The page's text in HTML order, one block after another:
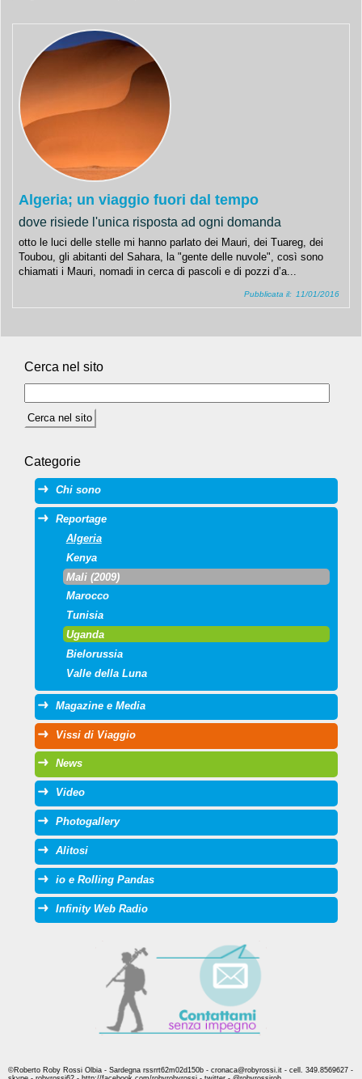
Algeria; un viaggio fuori dal tempo
dove risiede l'unica risposta ad ogni domanda
otto le luci delle stelle mi hanno parlato dei Mauri, dei Tuareg, dei
Toubou, gli abitanti del Sahara, la "gente delle nuvole", così sono
chiamati i Mauri, nomadi in cerca di pascoli e di pozzi d’a...
Pubblicata il: 11/01/2016
Cerca nel sito
Categorie
Chi sono
Reportage
Algeria
Kenya
Mali (2009)
Marocco
Tunisia
Uganda
Bielorussia
Valle della Luna
Magazine e Media
Vissi di Viaggio
News
Video
Photogallery
Alitosi
io e Rolling Pandas
Infinity Web Radio
©Roberto Roby Rossi Olbia - Sardegna rssrrt62m02d150b - cronaca@robyrossi.it - cell. 349.8569627 -